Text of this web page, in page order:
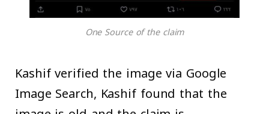
One Source of the claim
Kashif verified the image via Google
Image Search, Kashif found that the